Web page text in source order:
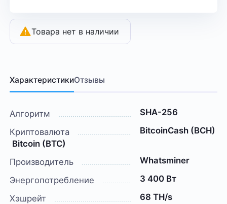
Товара нет в наличии
ХарактеристикиОтзывы
Алгоритм
SHA-256
Криптовалюта
BitcoinCash (BCH)
Bitcoin (BTC)
Производитель
Whatsminer
Энергопотребление
3 400 Вт
Хэшрейт
68 TH/s